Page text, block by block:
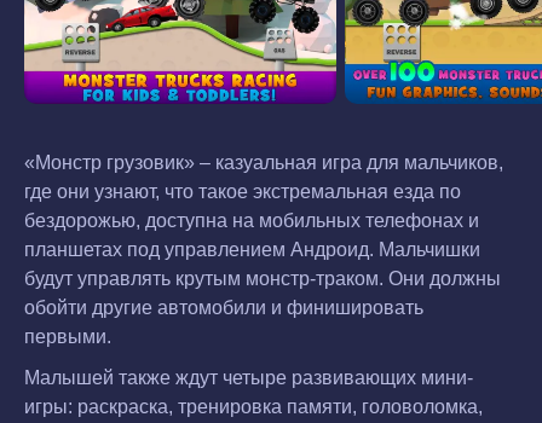
«Монстр грузовик» – казуальная игра для мальчиков,
где они узнают, что такое экстремальная езда по
бездорожью, доступна на мобильных телефонах и
планшетах под управлением Андроид. Мальчишки
будут управлять крутым монстр-траком. Они должны
обойти другие автомобили и финишировать
первыми.
Малышей также ждут четыре развивающих мини-
игры: раскраска, тренировка памяти, головоломка,